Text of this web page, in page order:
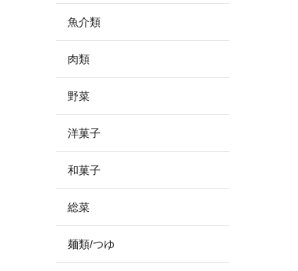
魚介類
肉類
野菜
洋菓子
和菓子
総菜
麺類/つゆ